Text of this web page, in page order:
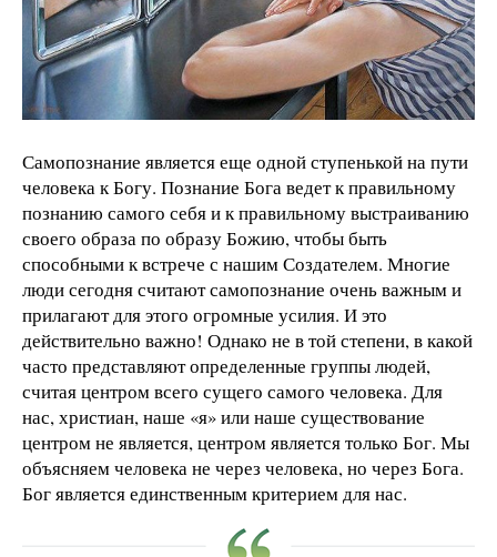
Самопознание является еще одной ступенькой на пути
человека к Богу. Познание Бога ведет к правильному
познанию самого себя и к правильному выстраиванию
своего образа по образу Божию, чтобы быть
способными к встрече с нашим Создателем. Многие
люди сегодня считают самопознание очень важным и
прилагают для этого огромные усилия. И это
действительно важно! Однако не в той степени, в какой
часто представляют определенные группы людей,
считая центром всего сущего самого человека. Для
нас, христиан, наше «я» или наше существование
центром не является, центром является только Бог. Мы
объясняем человека не через человека, но через Бога.
Бог является единственным критерием для нас.